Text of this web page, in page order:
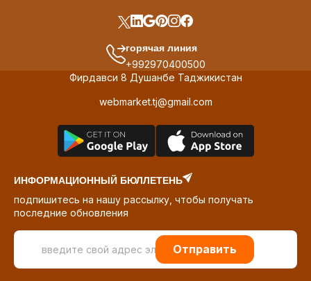
горячая линия
+992970400500
Фирдавси 8 Душанбе Таджикистан
webmarket.tj@gmail.com
ИНФОРМАЦИОННЫЙ БЮЛЛЕТЕНЬ
подпишитесь на нашу рассылку, чтобы получать
последние обновления
Отправить